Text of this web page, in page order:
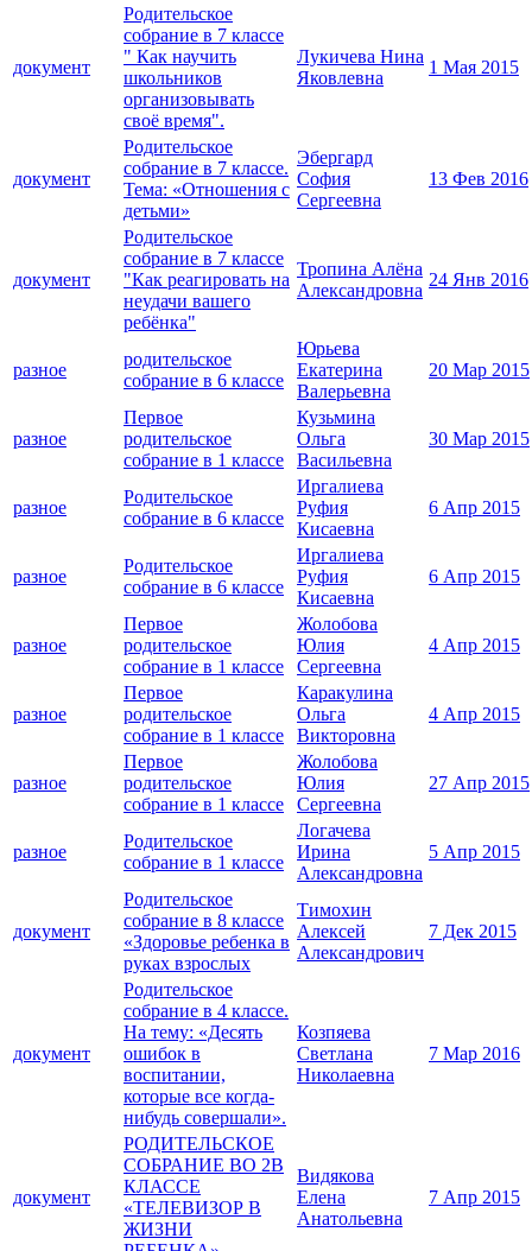
документ
Родительское
собрание в 7 классе
" Как научить
школьников
организовывать
своё время".
Лукичева Нина
Яковлевна
1 Мая 2015
документ
Родительское
собрание в 7 классе.
Тема: «Отношения с
детьми»
Эбергард
София
Сергеевна
13 Фев 2016
документ
Родительское
собрание в 7 классе
"Как реагировать на
неудачи вашего
ребёнка"
Тропина Алёна
Александровна
24 Янв 2016
разное
родительское
собрание в 6 классе
Юрьева
Екатерина
Валерьевна
20 Мар 2015
разное
Первое
родительское
собрание в 1 классе
Кузьмина
Ольга
Васильевна
30 Мар 2015
разное
Родительское
собрание в 6 классе
Иргалиева
Руфия
Кисаевна
6 Апр 2015
разное
Родительское
собрание в 6 классе
Иргалиева
Руфия
Кисаевна
6 Апр 2015
разное
Первое
родительское
собрание в 1 классе
Жолобова
Юлия
Сергеевна
4 Апр 2015
разное
Первое
родительское
собрание в 1 классе
Каракулина
Ольга
Викторовна
4 Апр 2015
разное
Первое
родительское
собрание в 1 классе
Жолобова
Юлия
Сергеевна
27 Апр 2015
разное
Родительское
собрание в 1 классе
Логачева
Ирина
Александровна
5 Апр 2015
документ
Родительское
собрание в 8 классе
«Здоровье ребенка в
руках взрослых
Тимохин
Алексей
Александрович
7 Дек 2015
документ
Родительское
собрание в 4 классе.
На тему: «Десять
ошибок в
воспитании,
которые все когда-
нибудь совершали».
Козпяева
Светлана
Николаевна
7 Мар 2016
документ
РОДИТЕЛЬСКОЕ
СОБРАНИЕ ВО 2В
КЛАССЕ
«ТЕЛЕВИЗОР В
ЖИЗНИ
Видякова
Елена
Анатольевна
7 Апр 2015